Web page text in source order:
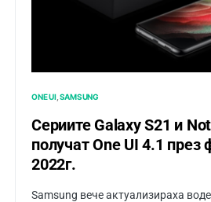
ONE UI SAMSUNG
Сериите Galaxy S21 и
получат One UI 4.1 през
2022г.
Samsung вече актуализираха